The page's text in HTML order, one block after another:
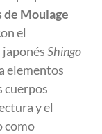
de Moulage
el
japonésShingo
elementos
cuerpos
y el
como